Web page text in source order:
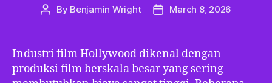
Post
By Benjamin Wright
PostMarch 8, 2026
Industri film Hollywood dikenal dengan
produksi film berskala besar yang sering